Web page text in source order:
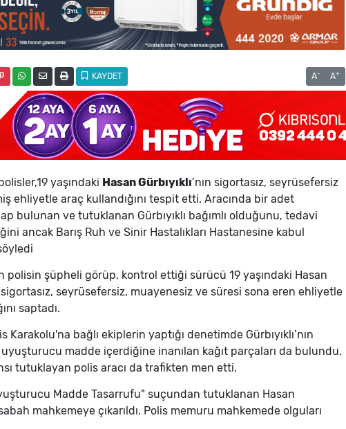
KAYDET A- A+
yaşındaki Hasan Gürbıyıklı’nın sigortasız, seyrüsefersiz
ehliyetle araç kullandığını tespit etti. Aracında bir adet
bulunan ve tutuklanan Gürbıyıklı bağımlı olduğunu, tedavi
ancak Barış Ruh ve Sinir Hastalıkları Hastanesine kabul
polisin şüpheli görüp, kontrol ettiği sürücü 19 yaşındaki Hasan
sigortasız, seyrüsefersiz, muayenesiz ve süresi sona eren ehliyetle
saptadı.
Karakolu'na bağlı ekiplerin yaptığı denetimde Gürbıyıklı’nın
madde içerdiğine inanılan kağıt parçaları da bulundu.
tutuklayan polis aracı da trafikten men etti.
Madde Tasarrufu" suçundan tutuklanan Hasan
sabah mahkemeye çıkarıldı. Polis memuru mahkemede olguları